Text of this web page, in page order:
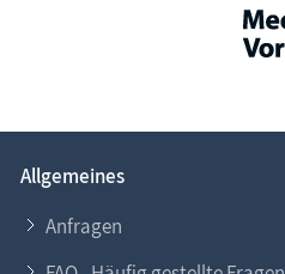
Allgemeines
Anfragen